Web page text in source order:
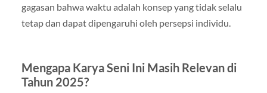
gagasan bahwa waktu adalah konsep yang tidak selalu
tetap dan dapat dipengaruhi oleh persepsi individu.
Mengapa Karya Seni Ini Masih Relevan di
Tahun 2025?